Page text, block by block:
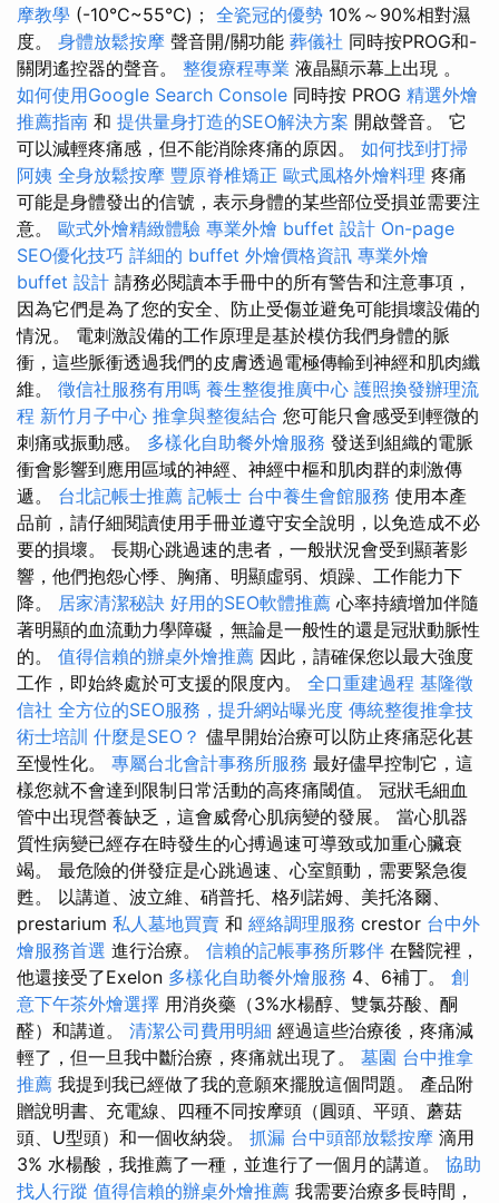
摩教學 (-10°C~55°C)； 全瓷冠的優勢 10%～90%相對濕
度。 身體放鬆按摩 聲音開/關功能 葬儀社 同時按PROG和-
關閉遙控器的聲音。 整復療程專業 液晶顯示幕上出現 。
如何使用Google Search Console 同時按 PROG 精選外燴
推薦指南 和 提供量身打造的SEO解決方案 開啟聲音。 它
可以減輕疼痛感，但不能消除疼痛的原因。 如何找到打掃
阿姨 全身放鬆按摩 豐原脊椎矯正 歐式風格外燴料理 疼痛
可能是身體發出的信號，表示身體的某些部位受損並需要注
意。 歐式外燴精緻體驗 專業外燴 buffet 設計 On-page
SEO優化技巧 詳細的 buffet 外燴價格資訊 專業外燴
buffet 設計 請務必閱讀本手冊中的所有警告和注意事項，
因為它們是為了您的安全、防止受傷並避免可能損壞設備的
情況。 電刺激設備的工作原理是基於模仿我們身體的脈
衝，這些脈衝透過我們的皮膚透過電極傳輸到神經和肌肉纖
維。 徵信社服務有用嗎 養生整復推廣中心 護照換發辦理流
程 新竹月子中心 推拿與整復結合 您可能只會感受到輕微的
刺痛或振動感。 多樣化自助餐外燴服務 發送到組織的電脈
衝會影響到應用區域的神經、神經中樞和肌肉群的刺激傳
遞。 台北記帳士推薦 記帳士 台中養生會館服務 使用本產
品前，請仔細閱讀使用手冊並遵守安全說明，以免造成不必
要的損壞。 長期心跳過速的患者，一般狀況會受到顯著影
響，他們抱怨心悸、胸痛、明顯虛弱、煩躁、工作能力下
降。 居家清潔秘訣 好用的SEO軟體推薦 心率持續增加伴隨
著明顯的血流動力學障礙，無論是一般性的還是冠狀動脈性
的。 值得信賴的辦桌外燴推薦 因此，請確保您以最大強度
工作，即始終處於可支援的限度內。 全口重建過程 基隆徵
信社 全方位的SEO服務，提升網站曝光度 傳統整復推拿技
術士培訓 什麼是SEO？ 儘早開始治療可以防止疼痛惡化甚
至慢性化。 專屬台北會計事務所服務 最好儘早控制它，這
樣您就不會達到限制日常活動的高疼痛閾值。 冠狀毛細血
管中出現營養缺乏，這會威脅心肌病變的發展。 當心肌器
質性病變已經存在時發生的心搏過速可導致或加重心臟衰
竭。 最危險的併發症是心跳過速、心室顫動，需要緊急復
甦。 以講道、波立維、硝普托、格列諾姆、美托洛爾、
prestarium 私人墓地買賣 和 經絡調理服務 crestor 台中外
燴服務首選 進行治療。 信賴的記帳事務所夥伴 在醫院裡，
他還接受了Exelon 多樣化自助餐外燴服務 4、6補丁。 創
意下午茶外燴選擇 用消炎藥（3%水楊醇、雙氯芬酸、酮
醛）和講道。 清潔公司費用明細 經過這些治療後，疼痛減
輕了，但一旦我中斷治療，疼痛就出現了。 墓園 台中推拿
推薦 我提到我已經做了我的意願來擺脫這個問題。 產品附
贈說明書、充電線、四種不同按摩頭（圓頭、平頭、蘑菇
頭、U型頭）和一個收納袋。 抓漏 台中頭部放鬆按摩 滴用
3% 水楊酸，我推薦了一種，並進行了一個月的講道。 協助
找人行蹤 值得信賴的辦桌外燴推薦 我需要治療多長時間，